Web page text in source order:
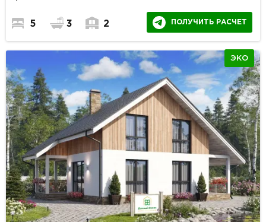
5 3 2 ПОЛУЧИТЬ РАСЧЕТ
ЭКО